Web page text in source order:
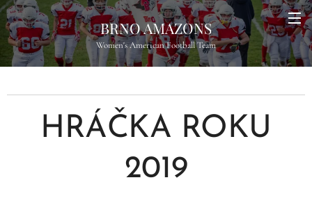
BRNO AMAZONS
Women's American Football Team
HRÁČKA ROKU
2019